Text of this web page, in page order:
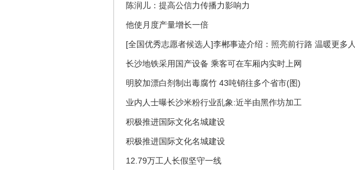
陈润儿：提高公信力传播力影响力
他使月度产量增长一倍
[全国优秀志愿者候选人]李郴事迹介绍：照亮前行路 温暖更多人
长沙地铁采用国产设备 乘客可在车厢内实时上网
明胶加漂白剂制出毒腐竹 43吨销往多个省市(图)
业内人士曝长沙米粉行业乱象:近半由黑作坊加工
积极推进国际文化名城建设
积极推进国际文化名城建设
12.79万工人长假坚守一线